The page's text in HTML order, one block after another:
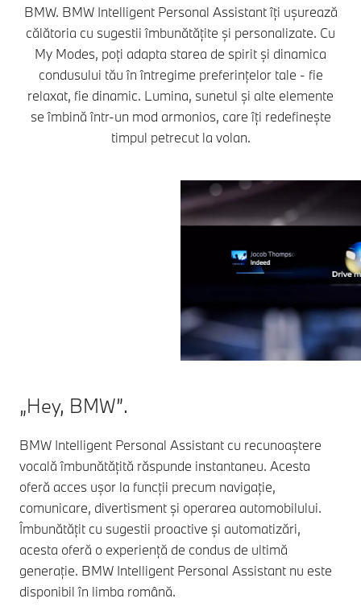
BMW. BMW Intelligent Personal Assistant îți ușurează
călătoria cu sugestii îmbunătățite și personalizate. Cu
My Modes, poți adapta starea de spirit și dinamica
condusului tău în întregime preferințelor tale - fie
relaxat, fie dinamic. Lumina, sunetul și alte elemente
se îmbină într-un mod armonios, care îți redefinește
timpul petrecut la volan.
„Hey, BMW”.
BMW Intelligent Personal Assistant cu recunoaștere
vocală îmbunătățită răspunde instantaneu. Acesta
oferă acces ușor la funcții precum navigație,
comunicare, divertisment și operarea automobilului.
Îmbunătățit cu sugestii proactive și automatizări,
acesta oferă o experiență de condus de ultimă
generație. BMW Intelligent Personal Assistant nu este
disponibil în limba română.